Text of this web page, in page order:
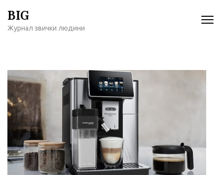
содержимому
BIG
Журнал звички людини